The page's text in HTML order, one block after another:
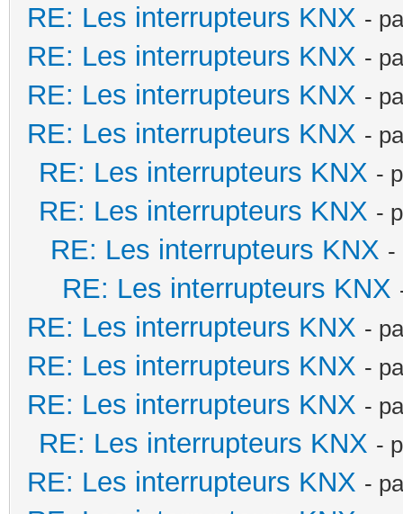
RE: Les interrupteurs KNX -
RE: Les interrupteurs KNX -
RE: Les interrupteurs KNX -
RE: Les interrupteurs KNX -
RE: Les interrupteurs KNX -
RE: Les interrupteurs KNX -
RE: Les interrupteurs KNX -
RE: Les interrupteurs KNX
RE: Les interrupteurs KNX -
RE: Les interrupteurs KNX -
RE: Les interrupteurs KNX -
RE: Les interrupteurs KNX -
RE: Les interrupteurs KNX -